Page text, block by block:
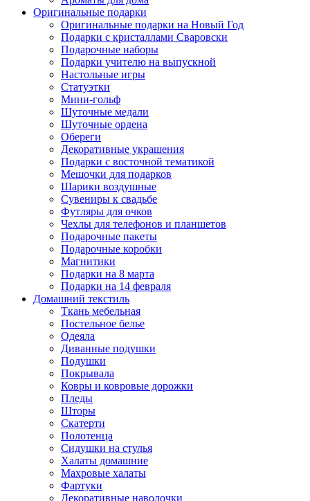
Оригинальные подарки
Оригинальные подарки на Новый Год
Подарки с кристаллами Сваровски
Подарочные наборы
Подарки учителю на выпускной
Настольные игры
Статуэтки
Мини-гольф
Шуточные медали
Шуточные ордена
Обереги
Декоративные украшения
Подарки с восточной тематикой
Мешочки для подарков
Шарики воздушные
Сувениры к свадьбе
Футляры для очков
Чехлы для телефонов и планшетов
Подарочные пакеты
Подарочные коробки
Магнитики
Подарки на 8 марта
Подарки на 14 февраля
Домашний текстиль
Ткань мебельная
Постельное белье
Одеяла
Диванные подушки
Подушки
Покрывала
Ковры и ковровые дорожки
Пледы
Шторы
Скатерти
Полотенца
Сидушки на стулья
Халаты домашние
Махровые халаты
Фартуки
Декоративные наволочки